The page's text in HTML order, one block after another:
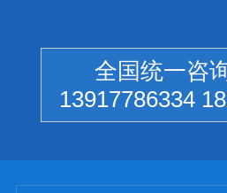
全国统一咨
13917786334